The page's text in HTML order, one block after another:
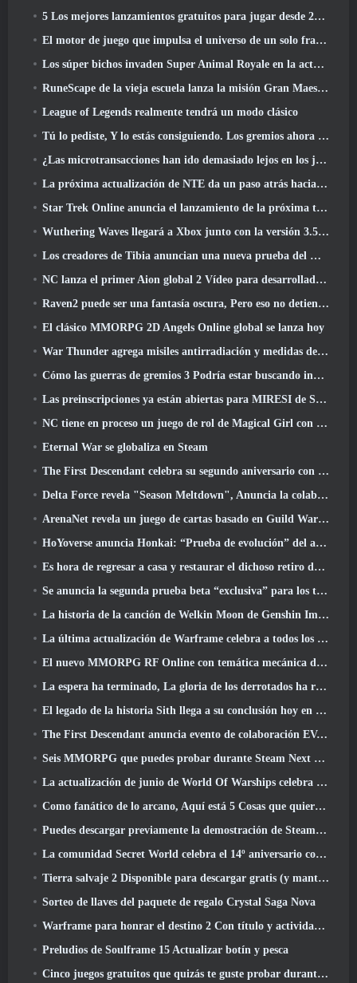
5 Los mejores lanzamientos gratuitos para jugar desde 2025, ¿Todavía vale la pena jugar? 2026?
El motor de juego que impulsa el universo de un solo fragmento de Eve Online ahora es de código abierto
Los súper bichos invaden Super Animal Royale en la actualización 'Super Natural'
RuneScape de la vieja escuela lanza la misión Gran Maestro 'The Blood Moon Rises', Poniendo fin a una línea de búsqueda de 20 años
League of Legends realmente tendrá un modo clásico
Tú lo pediste, Y lo estás consiguiendo. Los gremios ahora están disponibles en Eterspire
¿Las microtransacciones han ido demasiado lejos en los juegos gratuitos??
La próxima actualización de NTE da un paso atrás hacia un juego de mesa de fantasía
Star Trek Online anuncia el lanzamiento de la próxima temporada “Undiscovered”
Wuthering Waves llegará a Xbox junto con la versión 3.5 Actualizar
Los creadores de Tibia anuncian una nueva prueba del MMORPG de zombis de la vieja escuela, Persistir en línea
NC lanza el primer Aion global 2 Vídeo para desarrolladores, Compartir detalles sobre el juego
Raven2 puede ser una fantasía oscura, Pero eso no detiene la diversión del verano
El clásico MMORPG 2D Angels Online global se lanza hoy
War Thunder agrega misiles antirradiación y medidas de soporte electrónico en la actualización de caballería pesada
Cómo las guerras de gremios 3 Podría estar buscando innovar en el espacio MMO
Las preinscripciones ya están abiertas para MIRESI de Smilegate: Futuro invisible
NC tiene en proceso un juego de rol de Magical Girl con un estilo artístico inspirado en el anime de los 90
Eternal War se globaliza en Steam
The First Descendant celebra su segundo aniversario con Descendant Fest 2026 Arroyo
Delta Force revela "Season Meltdown", Anuncia la colaboración de Rainbow Six Siege
ArenaNet revela un juego de cartas basado en Guild Wars, Atado a la niebla
HoYoverse anuncia Honkai: “Prueba de evolución” del anime Nexus
Es hora de regresar a casa y restaurar el dichoso retiro donde se encuentran los vientos
Se anuncia la segunda prueba beta “exclusiva” para los tomadores de tiempo del shooter de supervivencia en equipo
La historia de la canción de Welkin Moon de Genshin Impact llega y termina.. en la luna
La última actualización de Warframe celebra a todos los papás espaciales
El nuevo MMORPG RF Online con temática mecánica de Netmarble se lanza a nivel mundial
La espera ha terminado, La gloria de los derrotados ha regresado
El legado de la historia Sith llega a su conclusión hoy en la última actualización de SWTOR
The First Descendant anuncia evento de colaboración EVANGELION
Seis MMORPG que puedes probar durante Steam Next Fest
La actualización de junio de World Of Warships celebra el Día de la Independencia de EE. UU. con una nueva campaña narrativa
Como fanático de lo arcano, Aquí está 5 Cosas que quiero ver del MMO de Riot
Puedes descargar previamente la demostración de Steam Next Fest de Embers Of The Uncrowned Tomorrow
La comunidad Secret World celebra el 14º aniversario con un misterio que deberán resolver juntos
Tierra salvaje 2 Disponible para descargar gratis (y mantener) Por tiempo limitado
Sorteo de llaves del paquete de regalo Crystal Saga Nova
Warframe para honrar el destino 2 Con título y actividad especial en el juego
Preludios de Soulframe 15 Actualizar botín y pesca
Cinco juegos gratuitos que quizás te guste probar durante el Bullet Fest